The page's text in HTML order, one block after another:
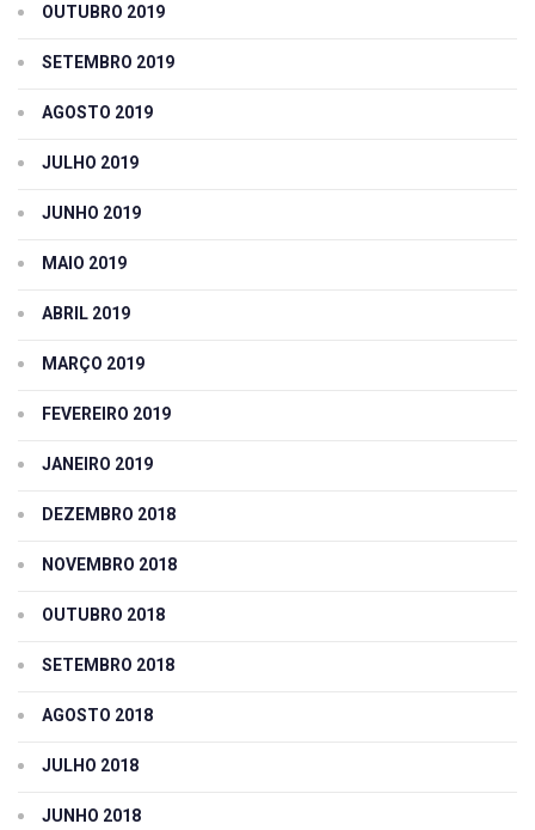
OUTUBRO 2019
SETEMBRO 2019
AGOSTO 2019
JULHO 2019
JUNHO 2019
MAIO 2019
ABRIL 2019
MARÇO 2019
FEVEREIRO 2019
JANEIRO 2019
DEZEMBRO 2018
NOVEMBRO 2018
OUTUBRO 2018
SETEMBRO 2018
AGOSTO 2018
JULHO 2018
JUNHO 2018